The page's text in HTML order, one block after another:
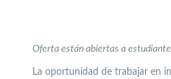
Oferta están abiertas a
La oportunidad de trabajar en